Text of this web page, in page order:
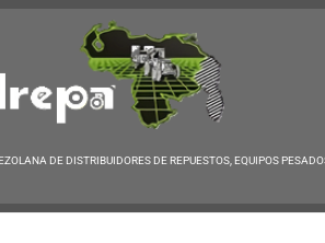
DE DISTRIBUIDORES DE REPUESTOS, EQUIPOS